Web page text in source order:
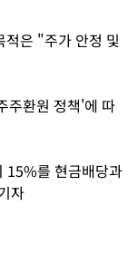
적은 "주가 안정 및
주환원 정책'에 따
15%를 현금배당과
자